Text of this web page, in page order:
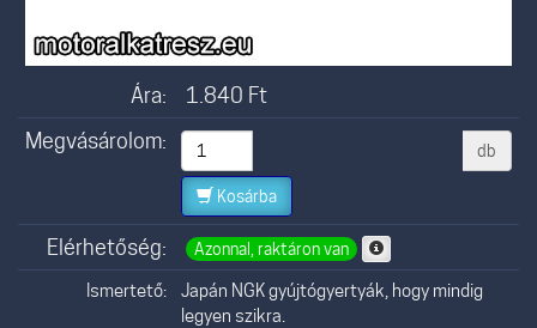
Ára: 1.840 Ft
Megvásárolom:
db
Kosárba
Elérhetőség: Azonnal, raktáron van
Ismertető:
Japán NGK gyújtógyertyák, hogy mindig
legyen szikra.